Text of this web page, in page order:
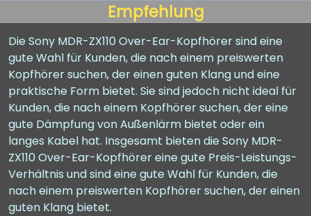
Empfehlung
Die Sony MDR-ZX110 Over-Ear-Kopfhörer sind eine
gute Wahl für Kunden, die nach einem preiswerten
Kopfhörer suchen, der einen guten Klang und eine
praktische Form bietet. Sie sind jedoch nicht ideal für
Kunden, die nach einem Kopfhörer suchen, der eine
gute Dämpfung von Außenlärm bietet oder ein
langes Kabel hat. Insgesamt bieten die Sony MDR-
ZX110 Over-Ear-Kopfhörer eine gute Preis-Leistungs-
Verhältnis und sind eine gute Wahl für Kunden, die
nach einem preiswerten Kopfhörer suchen, der einen
guten Klang bietet.